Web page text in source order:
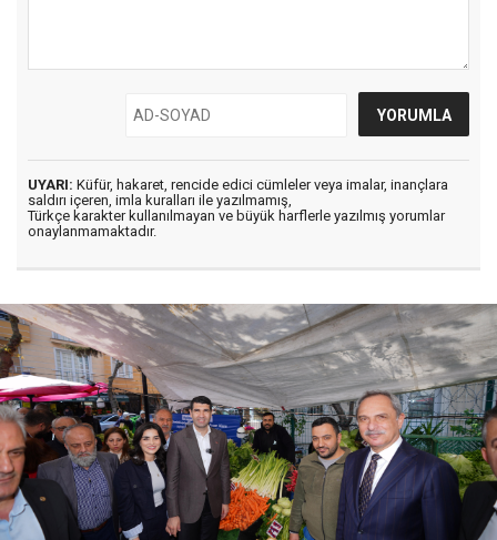
UYARI: Küfür, hakaret, rencide edici cümleler veya imalar, inançlara
saldırı içeren, imla kuralları ile yazılmamış,
Türkçe karakter kullanılmayan ve büyük harflerle yazılmış yorumlar
onaylanmamaktadır.